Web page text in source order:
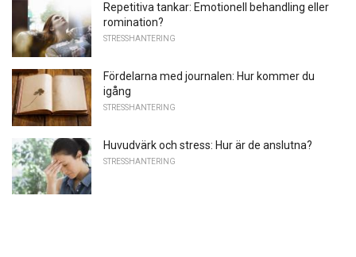
Repetitiva tankar: Emotionell behandling eller
romination?
STRESSHANTERING
Fördelarna med journalen: Hur kommer du
igång
STRESSHANTERING
Huvudvärk och stress: Hur är de anslutna?
STRESSHANTERING